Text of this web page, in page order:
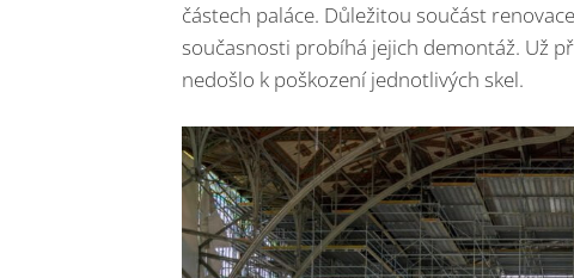
částech paláce. Důležitou součást
současnosti probíhá jejich demontáž. Už
nedošlo k poškození jednotlivých skel.